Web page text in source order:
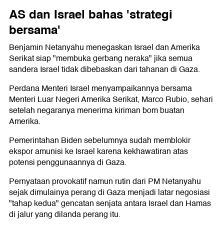
AS dan Israel bahas 'strategi
bersama'
Benjamin Netanyahu menegaskan Israel dan Amerika
Serikat siap "membuka gerbang neraka" jika semua
sandera Israel tidak dibebaskan dari tahanan di Gaza.
Perdana Menteri Israel menyampaikannya bersama
Menteri Luar Negeri Amerika Serikat, Marco Rubio, sehari
setelah negaranya menerima kiriman bom buatan
Amerika.
Pemerintahan Biden sebelumnya sudah memblokir
ekspor amunisi ke Israel karena kekhawatiran atas
potensi penggunaannya di Gaza.
Pernyataan provokatif namun rutin dari PM Netanyahu
sejak dimulainya perang di Gaza menjadi latar negosiasi
"tahap kedua" gencatan senjata antara Israel dan Hamas
di jalur yang dilanda perang itu.